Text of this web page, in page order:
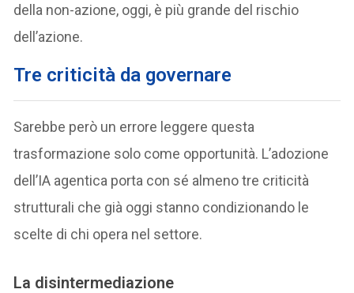
della non-azione, oggi, è più grande del rischio
dell’azione.
Tre criticità da governare
Sarebbe però un errore leggere questa
trasformazione solo come opportunità. L’adozione
dell’IA agentica porta con sé almeno tre criticità
strutturali che già oggi stanno condizionando le
scelte di chi opera nel settore.
La disintermediazione